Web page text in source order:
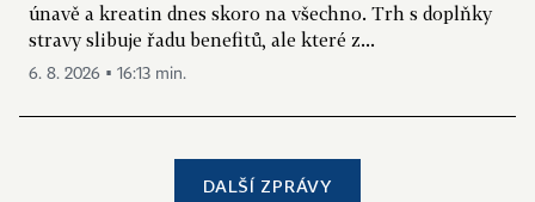
únavě a kreatin dnes skoro na všechno. Trh s doplňky
stravy slibuje řadu benefitů, ale které z...
6. 8. 2026 ▪ 16:13 min.
DALŠÍ ZPRÁVY